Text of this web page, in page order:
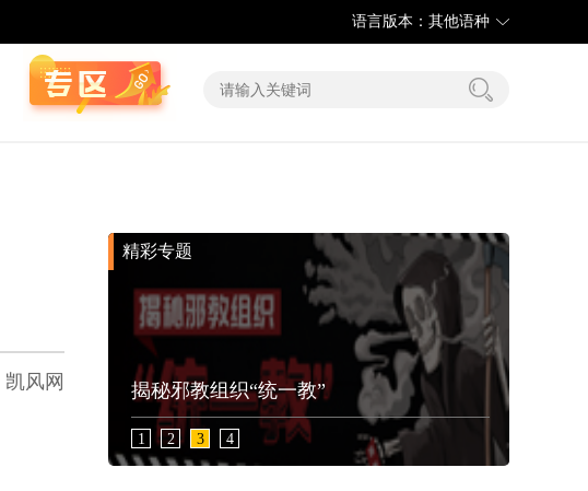
语言版本：其他语种
风网